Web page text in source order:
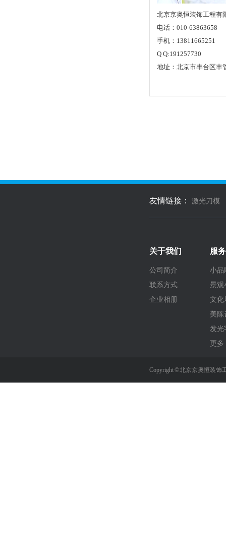
北京京奥恒装饰工程有
电话：010-63863658
手机：13811665251
Q Q:191257730
地址：北京市丰台区丰
友情链接： 激光刀模
关于我们
公司简介
联系方式
企业相册
服
小品
景观
文化
美陈
发光
更多
Copyright © 北京京奥恒装饰